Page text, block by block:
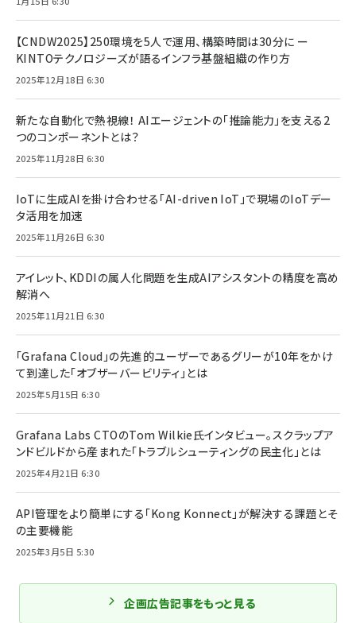
【CNDW2025】250環境を5人で運用、構築時間は30分に ー
KINTOテクノロジーズが語るインフラ基盤組織の作り方
2025年12月18日 6:30
新たな自動化で熱視線！ AIエージェントの「推論能力」を支える2
つのコンポーネントとは？
2025年11月28日 6:30
IoTに生成AIを掛け合わせる「AI-driven IoT」で現場のIoTデー
タ活用を加速
2025年11月26日 6:30
アイレット、KDDIの属人化問題を生成AIアシスタントの精度を高め
解消へ
2025年11月21日 6:30
「Grafana Cloud」の先進的ユーザーであるグリーが10年をかけ
て到達した「オブザーバービリティ」とは
2025年5月15日 6:30
Grafana Labs CTOのTom Wilkie氏インタビュー。スクラップア
ンドビルドから産まれた「トラブルシューティングの民主化」とは
2025年4月21日 6:30
API管理をより簡単にする「Kong Konnect」が解決する課題とそ
の主要機能
2025年3月5日 5:30
企画広告記事をもっと見る